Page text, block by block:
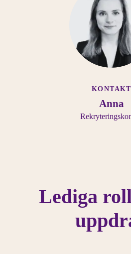
KONTAKT
Anna
Lediga